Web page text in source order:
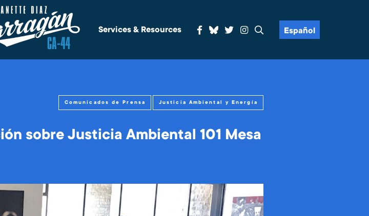
Services & Resources Español
Comunicados de Prensa Justicia Ambiental y Energía
sobre Justicia Ambiental 101 Mesa